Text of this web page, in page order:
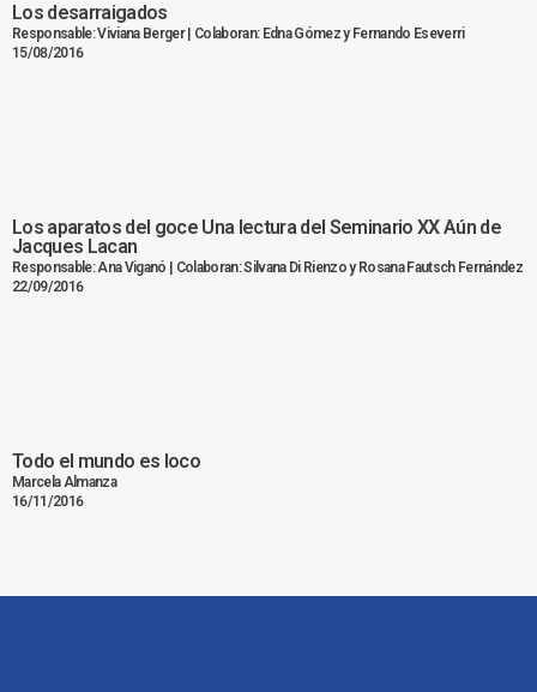
Los desarraigados
Responsable: Viviana Berger | Colaboran: Edna Gómez y Fernando Eseverri
15/08/2016
Los aparatos del goce Una lectura del Seminario XX Aún de
Jacques Lacan
Responsable: Ana Viganó | Colaboran: Silvana Di Rienzo y Rosana Fautsch Fernández
22/09/2016
Todo el mundo es loco
Marcela Almanza
16/11/2016